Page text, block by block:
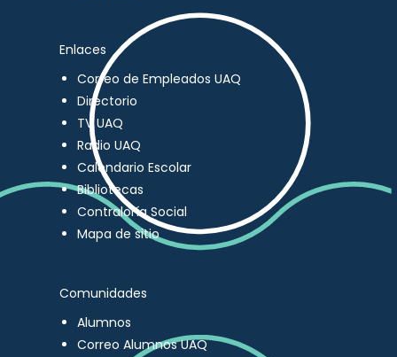
Enlaces
Correo de Empleados UAQ
Directorio
TV UAQ
Radio UAQ
Calendario Escolar
Bibliotecas
Contraloría Social
Mapa de sitio
Comunidades
Alumnos
Correo Alumnos UAQ